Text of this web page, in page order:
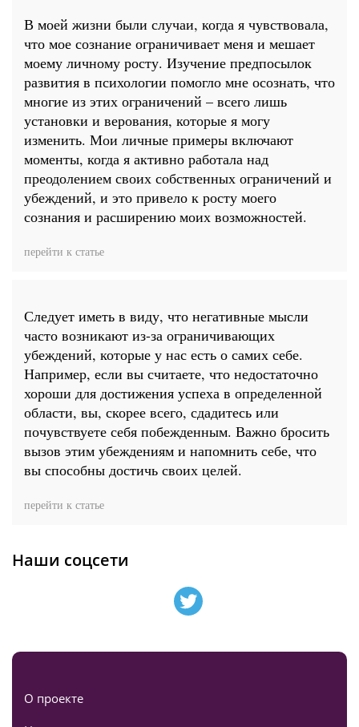
В моей жизни были случаи, когда я чувствовала,
что мое сознание ограничивает меня и мешает
моему личному росту. Изучение предпосылок
развития в психологии помогло мне осознать, что
многие из этих ограничений – всего лишь
установки и верования, которые я могу
изменить. Мои личные примеры включают
моменты, когда я активно работала над
преодолением своих собственных ограничений и
убеждений, и это привело к росту моего
сознания и расширению моих возможностей.
перейти к статье
Следует иметь в виду, что негативные мысли
часто возникают из-за ограничивающих
убеждений, которые у нас есть о самих себе.
Например, если вы считаете, что недостаточно
хороши для достижения успеха в определенной
области, вы, скорее всего, сдадитесь или
почувствуете себя побежденным. Важно бросить
вызов этим убеждениям и напомнить себе, что
вы способны достичь своих целей.
перейти к статье
Наши соцсети
О проекте